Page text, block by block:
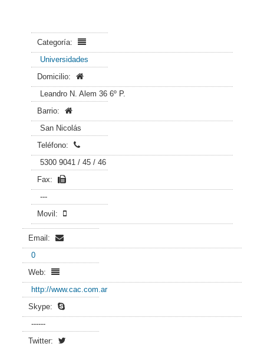
Categoría:
Universidades
Domicilio:
Leandro N. Alem 36 6º P.
Barrio:
San Nicolás
Teléfono:
5300 9041 / 45 / 46
Fax:
---
Movil:
Email:
0
Web:
http://www.cac.com.ar
Skype:
------
Twitter: